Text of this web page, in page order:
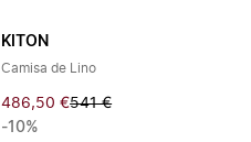
KITON
Camisa de Lino
486,50 €541 €
-10%